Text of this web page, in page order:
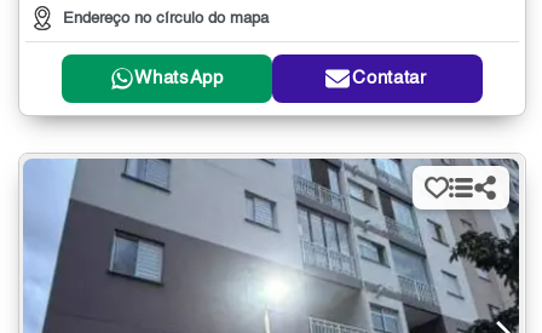
Endereço no círculo do mapa
WhatsApp Contatar